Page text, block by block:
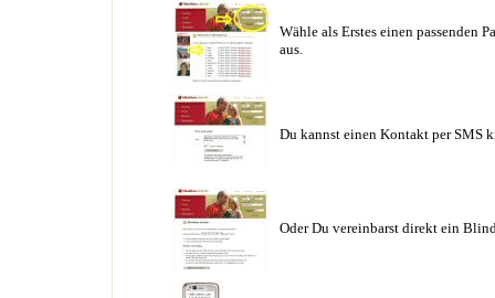
Wähle als Erstes einen passenden
aus.
Du kannst einen Kontakt per SMS
Oder Du vereinbarst direkt ein